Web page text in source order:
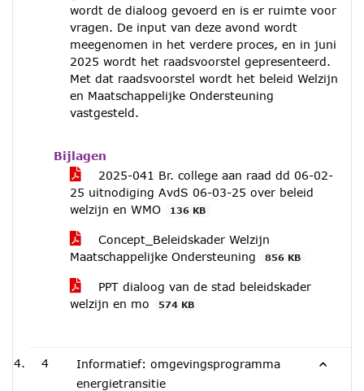
wordt de dialoog gevoerd en is er ruimte voor
vragen. De input van deze avond wordt
meegenomen in het verdere proces, en in juni
2025 wordt het raadsvoorstel gepresenteerd.
Met dat raadsvoorstel wordt het beleid Welzijn
en Maatschappelijke Ondersteuning
vastgesteld.
Bijlagen
2025-041 Br. college aan raad dd 06-02-
25 uitnodiging AvdS 06-03-25 over beleid
welzijn en WMO
136 KB
Concept_Beleidskader Welzijn
Maatschappelijke Ondersteuning
856 KB
PPT dialoog van de stad beleidskader
welzijn en mo
574 KB
4
Informatief: omgevingsprogramma
energietransitie